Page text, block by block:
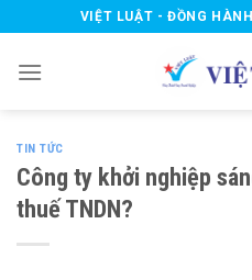
to
content
VIỆT LUẬT - ĐỒNG
TIN TỨC
Công ty khởi nghiệp
thuế TNDN?